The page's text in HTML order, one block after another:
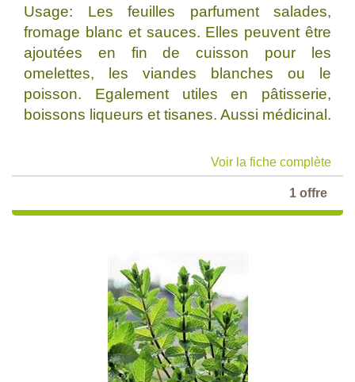
Usage: Les feuilles parfument salades,
fromage blanc et sauces. Elles peuvent être
ajoutées en fin de cuisson pour les
omelettes, les viandes blanches ou le
poisson. Egalement utiles en pâtisserie,
boissons liqueurs et tisanes. Aussi médicinal.
Voir la fiche complète
1 offre